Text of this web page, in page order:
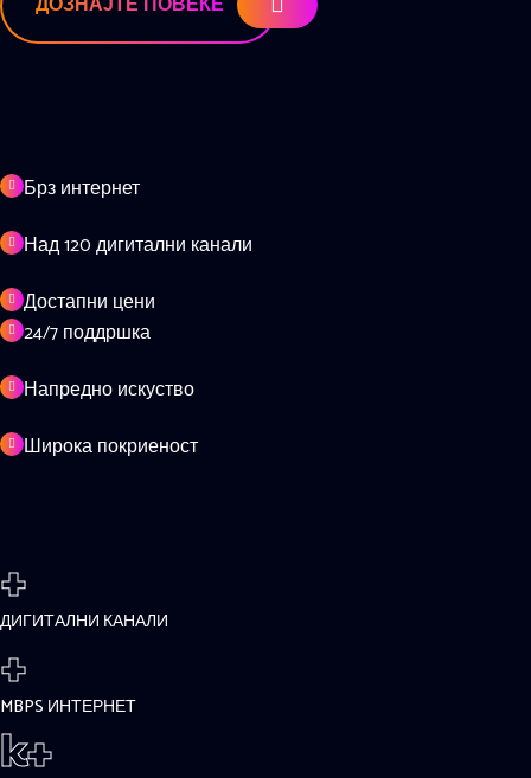
Брз интернет
Над 120 дигитални канали
Достапни цени
24/7 поддршка
Напредно искуство
Широка покриеност
+
ДИГИТАЛНИ КАНАЛИ
+
MBPS ИНТЕРНЕТ
k+